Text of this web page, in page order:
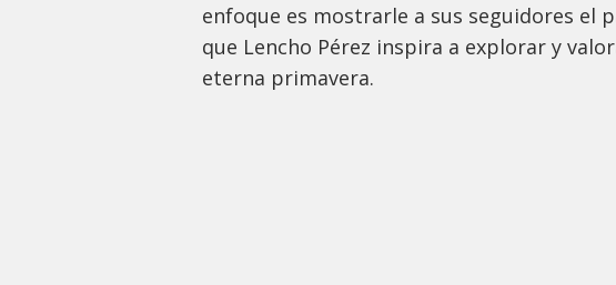
enfoque es mostrarle a sus seguidores el
que Lencho Pérez inspira a explorar y
eterna primavera.